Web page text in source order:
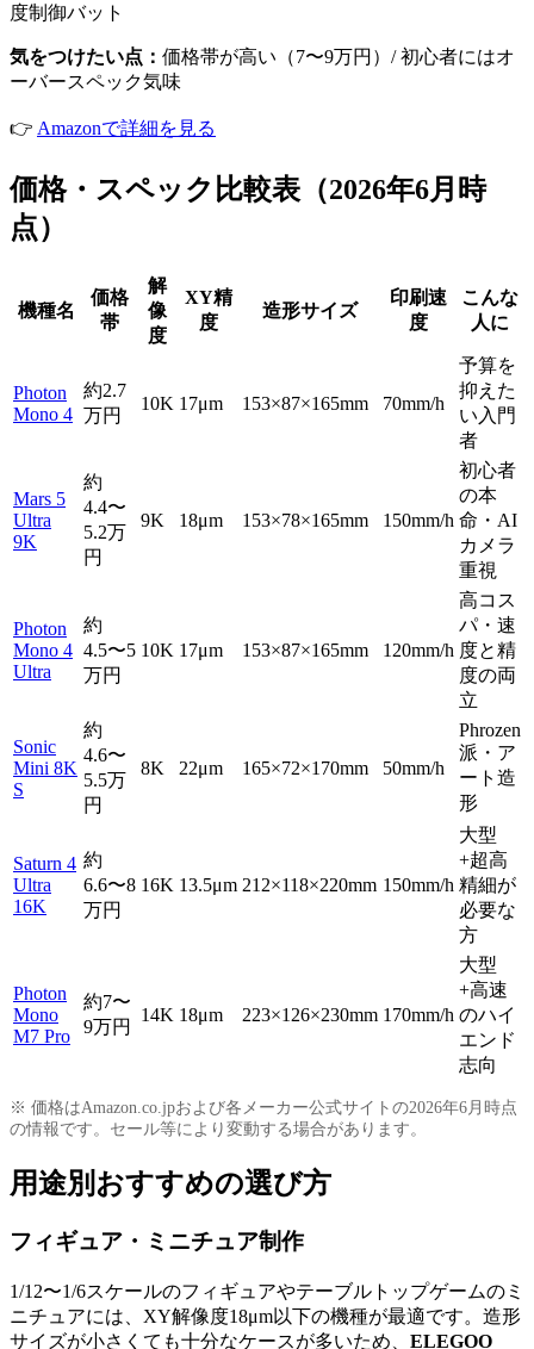
度制御バット
気をつけたい点： 価格帯が高い（7〜9万円）/ 初心者にはオ
ーバースペック気味
👉 Amazonで詳細を見る
価格・スペック比較表（2026年6月時
点）
機種名
価格
帯
解
像
度
XY精
度
造形サイズ
印刷速
度
こんな
人に
Photon
Mono 4
約2.7
万円
10K 17μm 153×87×165mm 70mm/h
予算を
抑えた
い入門
者
Mars 5
Ultra
9K
約
4.4〜
5.2万
円
9K 18μm 153×78×165mm 150mm/h
初心者
の本
命・AI
カメラ
重視
Photon
Mono 4
Ultra
約
4.5〜5
万円
10K 17μm 153×87×165mm 120mm/h
高コス
パ・速
度と精
度の両
立
Sonic
Mini 8K
S
約
4.6〜
5.5万
円
8K 22μm 165×72×170mm 50mm/h
Phrozen
派・ア
ート造
形
Saturn 4
Ultra
16K
約
6.6〜8
万円
16K 13.5μm 212×118×220mm 150mm/h
大型
+超高
精細が
必要な
方
Photon
Mono
M7 Pro
約7〜
9万円
14K 18μm 223×126×230mm 170mm/h
大型
+高速
のハイ
エンド
志向
※ 価格はAmazon.co.jpおよび各メーカー公式サイトの2026年6月時点
の情報です。セール等により変動する場合があります。
用途別おすすめの選び方
フィギュア・ミニチュア制作
1/12〜1/6スケールのフィギュアやテーブルトップゲームのミ
ニチュアには、XY解像度18μm以下の機種が最適です。造形
サイズが小さくても十分なケースが多いため、 ELEGOO